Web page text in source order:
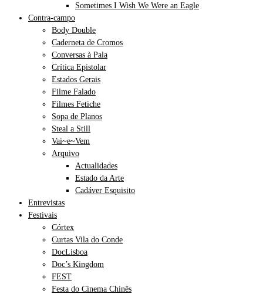
Sometimes I Wish We Were an Eagle
Contra-campo
Body Double
Caderneta de Cromos
Conversas à Pala
Crítica Epistolar
Estados Gerais
Filme Falado
Filmes Fetiche
Sopa de Planos
Steal a Still
Vai~e~Vem
Arquivo
Actualidades
Estado da Arte
Cadáver Esquisito
Entrevistas
Festivais
Córtex
Curtas Vila do Conde
DocLisboa
Doc’s Kingdom
FEST
Festa do Cinema Chinês